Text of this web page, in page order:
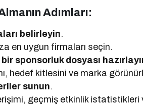
Adımları:
belirleyin.
en uygun firmaları seçin.
sponsorluk dosyası
hedef kitlesini ve marka
sunun.
geçmiş etkinlik istatistikleri